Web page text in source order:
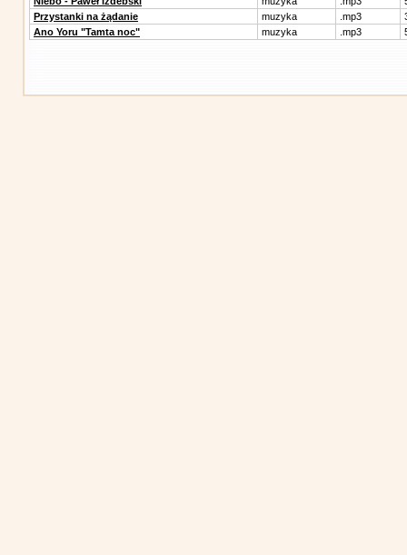
Przystanki na żądanie
muzyka .mp3
Ano Yoru "Tamta noc"
muzyka .mp3